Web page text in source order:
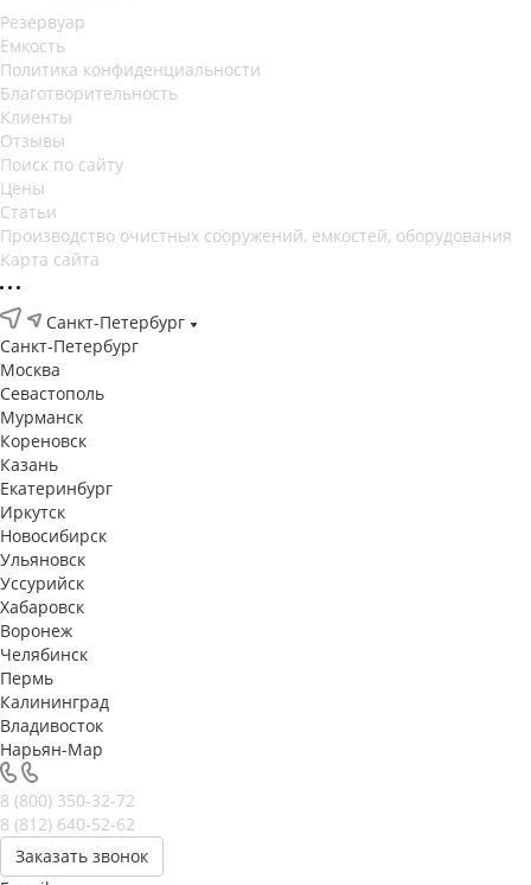
Резервуар
Ёмкость
Политика конфиденциальности
Благотворительность
Клиенты
Отзывы
Поиск по сайту
Цены
Статьи
Производство очистных сооружений, емкостей, оборудования
Карта сайта
Санкт-Петербург
Санкт-Петербург
Москва
Севастополь
Мурманск
Кореновск
Казань
Екатеринбург
Иркутск
Новосибирск
Ульяновск
Уссурийск
Хабаровск
Воронеж
Челябинск
Пермь
Калининград
Владивосток
Нарьян-Мар
8 (800) 350-32-72
8 (812) 640-52-62
Заказать звонок